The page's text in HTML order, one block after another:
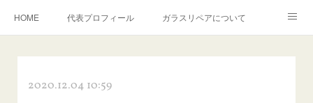
HOME 代表プロフィール ガラスリペアについて
飛び石施工料金について
2020.12.04 10:59